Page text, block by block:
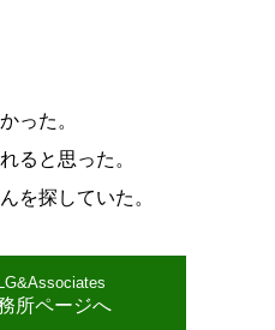
った。
ると思った。
を探していた。
所ページへ